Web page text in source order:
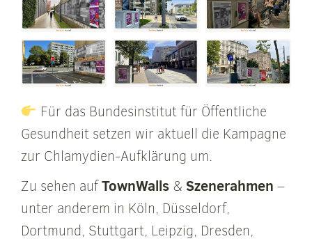
Für das Bundesinstitut für Öffentliche
Gesundheit setzen wir aktuell die Kampagne
zur Chlamydien-Aufklärung um.
Zu sehen aufTownWalls & Szenerahmen –
unter anderem in Köln, Düsseldorf,
Dortmund, Stuttgart, Leipzig, Dresden,